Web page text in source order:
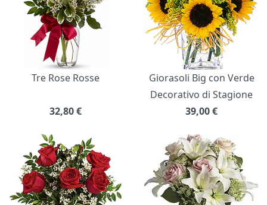
Tre Rose Rosse
32,80€
Giorasoli Big con Verde
Decorativo di Stagione
39,00€